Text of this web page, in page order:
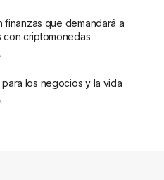
finanzas que demandará a
criptomonedas
los negocios y la vida